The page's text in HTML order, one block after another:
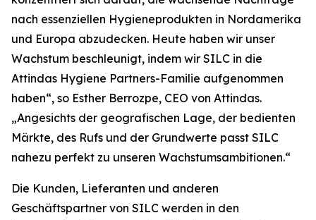
nach essenziellen Hygieneprodukten in Nordamerika
und Europa abzudecken. Heute haben wir unser
Wachstum beschleunigt, indem wir SILC in die
Attindas Hygiene Partners-Familie aufgenommen
haben“, so Esther Berrozpe, CEO von Attindas.
„Angesichts der geografischen Lage, der bedienten
Märkte, des Rufs und der Grundwerte passt SILC
nahezu perfekt zu unseren Wachstumsambitionen.“
Die Kunden, Lieferanten und anderen
Geschäftspartner von SILC werden in den